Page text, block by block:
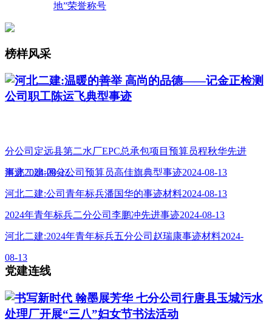
地”荣誉称号
榜样风采
河北二建:温暖的善举 高尚的品德——记金正检测
公司职工陈运飞典型事迹
分公司定远县第二水厂EPC总承包项目预算员程秋华先进
事迹2024-08-22
河北二建:四分公司预算员高佳旗典型事迹2024-08-13
河北二建:公司青年标兵潘国华的事迹材料2024-08-13
2024年青年标兵二分公司李鹏冲先进事迹2024-08-13
河北二建:2024年青年标兵五分公司赵瑞康事迹材料2024-
08-13
党建连线
书写新时代 翰墨展芳华 七分公司行唐县玉城污水
处理厂开展“三八”妇女节书法活动